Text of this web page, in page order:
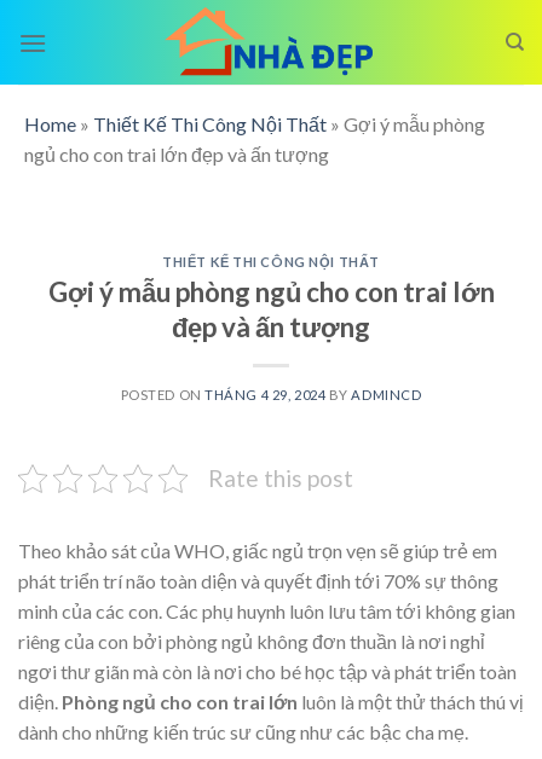
Home » Thiết Kế Thi Công Nội Thất » Gợi ý mẫu phòng
ngủ cho con trai lớn đẹp và ấn tượng
THIẾT KẾ THI CÔNG NỘI THẤT
Gợi ý mẫu phòng ngủ cho con trai lớn
đẹp và ấn tượng
POSTED ONTHÁNG 4 29, 2024 BYADMINCD
Rate this post
Theo khảo sát của WHO, giấc ngủ trọn vẹn sẽ giúp trẻ em
phát triển trí não toàn diện và quyết định tới 70% sự thông
minh của các con. Các phụ huynh luôn lưu tâm tới không gian
riêng của con bởi phòng ngủ không đơn thuần là nơi nghỉ
ngơi thư giãn mà còn là nơi cho bé học tập và phát triển toàn
diện. Phòng ngủ cho con trai lớn luôn là một thử thách thú vị
dành cho những kiến trúc sư cũng như các bậc cha mẹ.